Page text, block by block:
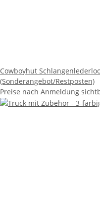
Cowboyhut
(Sonderangebot/Restposten)
Preise nach Anmeldung